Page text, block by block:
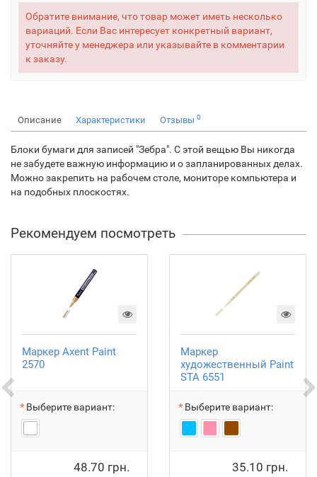
Обратите внимание, что товар может иметь несколько
вариаций. Если Вас интересует конкретный вариант,
уточняйте у менеджера или указывайте в комментарии
к заказу.
Описание Характеристики Отзывы 0
Блоки бумаги для записей "Зебра". С этой вещью Вы никогда
не забудете важную информацию и о запланированных делах.
Можно закрепить на рабочем столе, мониторе компьютера и
на подобных плоскостях.
Рекомендуем посмотреть
Маркер Axent Paint
2570
Выберите вариант:
48.70 грн.
Маркер
художественный Paint
STA 6551
Выберите вариант:
35.10 грн.